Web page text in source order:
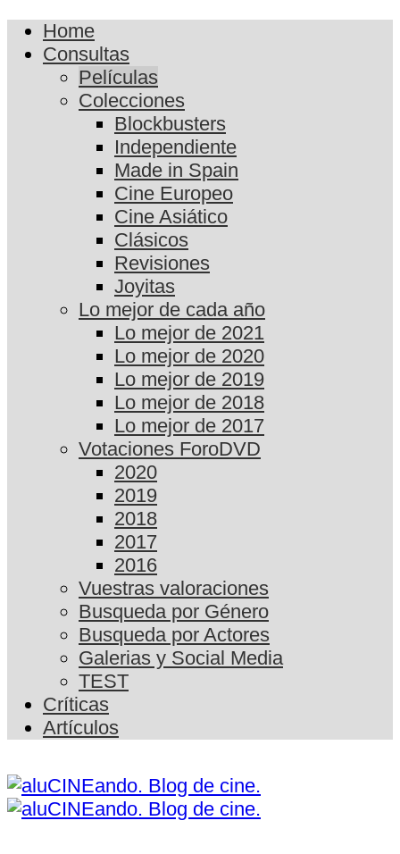
Home
Consultas
Películas
Colecciones
Blockbusters
Independiente
Made in Spain
Cine Europeo
Cine Asiático
Clásicos
Revisiones
Joyitas
Lo mejor de cada año
Lo mejor de 2021
Lo mejor de 2020
Lo mejor de 2019
Lo mejor de 2018
Lo mejor de 2017
Votaciones ForoDVD
2020
2019
2018
2017
2016
Vuestras valoraciones
Busqueda por Género
Busqueda por Actores
Galerias y Social Media
TEST
Críticas
Artículos